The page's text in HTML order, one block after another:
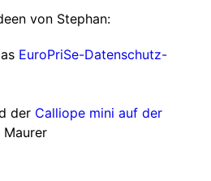
von Stephan:
EuroPriSe-Datenschutz-
der Calliope mini auf der